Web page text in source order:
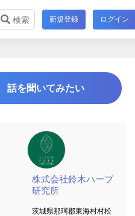
検索 新規登録 ログイン
話を聞いてみたい
株式会社鈴木ハーブ
研究所
茨城県那珂郡東海村村松